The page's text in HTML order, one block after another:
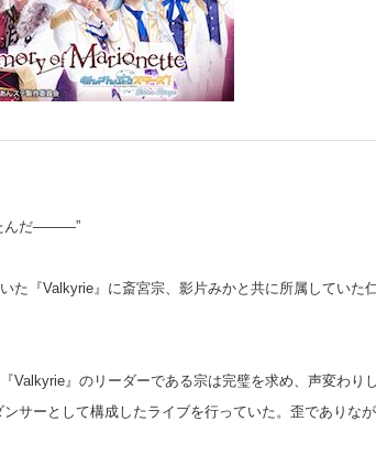
んだ―――”
た『Valkyrie』に斎宮宗、影片みかと共に所属していた
Valkyrie』のリーダーである宗は完璧を求め、声変わり
サーとして構成したライブを行っていた。歪でありな